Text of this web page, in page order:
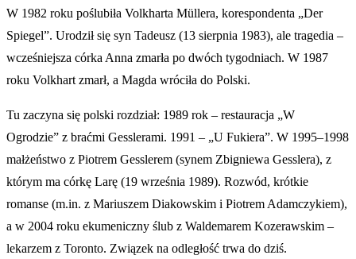
W 1982 roku poślubiła Volkharta Müllera, korespondenta „Der
Spiegel”. Urodził się syn Tadeusz (13 sierpnia 1983), ale tragedia –
wcześniejsza córka Anna zmarła po dwóch tygodniach. W 1987
roku Volkhart zmarł, a Magda wróciła do Polski.
Tu zaczyna się polski rozdział: 1989 rok – restauracja „W
Ogrodzie” z braćmi Gesslerami. 1991 – „U Fukiera”. W 1995–1998
małżeństwo z Piotrem Gesslerem (synem Zbigniewa Gesslera), z
którym ma córkę Larę (19 września 1989). Rozwód, krótkie
romanse (m.in. z Mariuszem Diakowskim i Piotrem Adamczykiem),
a w 2004 roku ekumeniczny ślub z Waldemarem Kozerawskim –
lekarzem z Toronto. Związek na odległość trwa do dziś.